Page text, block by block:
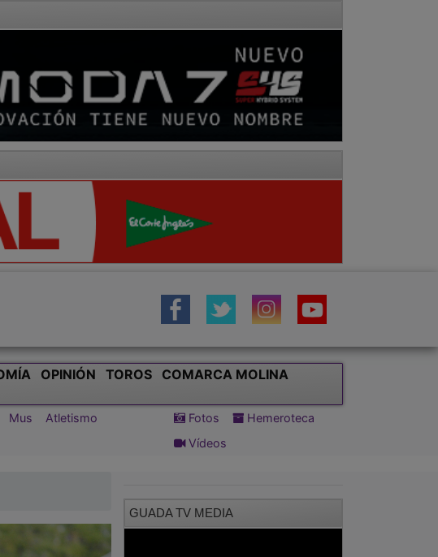
OPINIÓN TOROS
COMARCA MOLINA
Mus
Atletismo
Fotos
Hemeroteca
Vídeos
GUADA TV MEDIA